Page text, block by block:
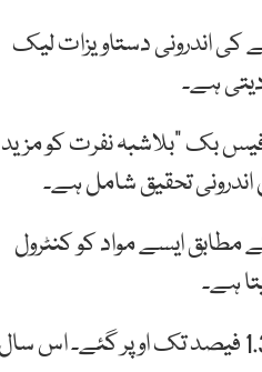
کی اندرونی دستاویزات لیک
ہے۔
فیس بک “بلاشبہ نفرت کو مزید
اندرونی تحقیق شامل ہے۔
ایسے مواد کو کنٹرول
ہے۔
الزامات کے باوجود فیس بک کے حصص پیر کے روز ٹریڈنگ کے بعد کے اوقات میں 1.3 فیصد تک اوپر گئے۔ اس